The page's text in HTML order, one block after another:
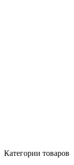
Категории товаров